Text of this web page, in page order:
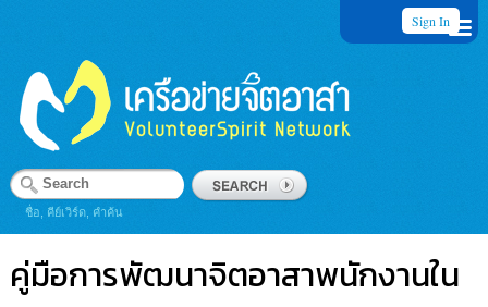
Sign In
ชื่อ, คีย์เวิร์ด, คำค้น
คู่มือการพัฒนาจิตอาสาพนักงานใน